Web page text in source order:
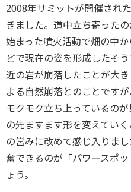
2008年サミットが開催され
きました。道中立ち寄った
始まった噴火活動で畑の中
どで現在の姿を形成したそ
近の岩が崩落したことが大
よる自然崩落とのことです
モクモク立ち上っているの
の先ますます形を変えてい
の営みに改めて感じ入りま
奮できるのが「パワースポ
ょう。